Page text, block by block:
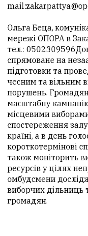
Ольга Беца,
мережі ОПОРА в
тел.:
спрямоване на
підготовки та
чесним та вільним
порушень.
масштабну
місцевими
спостереження
країні, а в день
короткотермінові
також моніторить
ресурсів у цілях
омбудсмени
виборчих дільниць
громадян.